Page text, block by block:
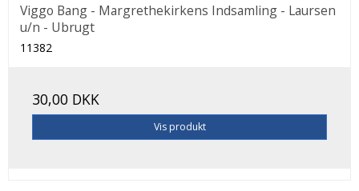
Viggo Bang - Margrethekirkens Indsamling - Laursen
u/n - Ubrugt
11382
30,00 DKK
Vis produkt